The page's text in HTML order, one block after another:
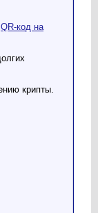
QR-код на
крипты.